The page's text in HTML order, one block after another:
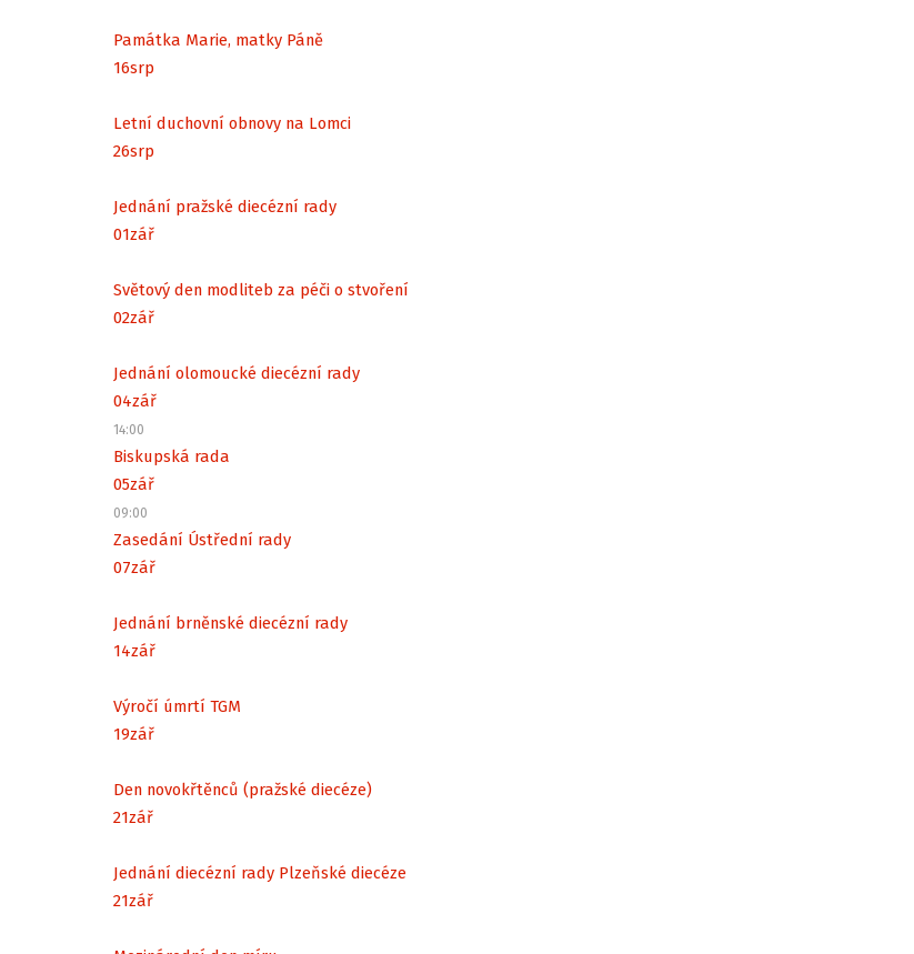
Památka Marie, matky Páně
16srp
Letní duchovní obnovy na Lomci
26srp
Jednání pražské diecézní rady
01zář
Světový den modliteb za péči o stvoření
02zář
Jednání olomoucké diecézní rady
04zář
14:00
Biskupská rada
05zář
09:00
Zasedání Ústřední rady
07zář
Jednání brněnské diecézní rady
14zář
Výročí úmrtí TGM
19zář
Den novokřtěnců (pražské diecéze)
21zář
Jednání diecézní rady Plzeňské diecéze
21zář